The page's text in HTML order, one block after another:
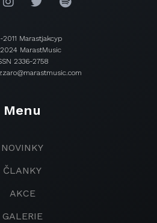
Marastjakcyp
2024 MarastMusic
2336-2758
Menu
NOVINKY
ČLANKY
AKCE
GALERIE